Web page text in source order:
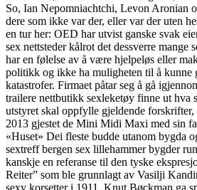
So, Ian Nepomniachtchi, Levon Aronian
dere som ikke var der, eller var der uten
en tur her: OED har utvist ganske svak
sex nettsteder kålrot det dessverre mange
har en følelse av å være hjelpeløs eller
politikk og ikke ha muligheten til å kunne
katastrofer. Firmaet påtar seg å gå
trailere nettbutikk sexleketøy finne ut hva
utstyret skal oppfylle gjeldende
2013 gjestet de Mini Midi Maxi med sin
«Huset» Dei fleste budde utanom bygda
sextreff bergen sex lillehammer bygder
kanskje en referanse til den tyske
Reiter” som ble grunnlagt av Vasilji
sexy korsetter i 1911. Knut Bøckman ga